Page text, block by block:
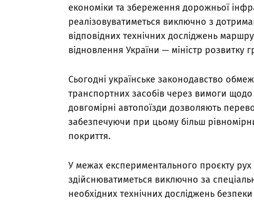
економіки та збереження дорожньої
реалізовуватиметься виключно з
відповідних технічних досліджень
відновлення України — міністр розвитку
Сьогодні українське законодавство
транспортних засобів через вимоги
довгомірні автопоїзди дозволяють
забезпечуючи при цьому більш
покриття.
У межах експериментального проєкту рух
здійснюватиметься виключно за
необхідних технічних досліджень